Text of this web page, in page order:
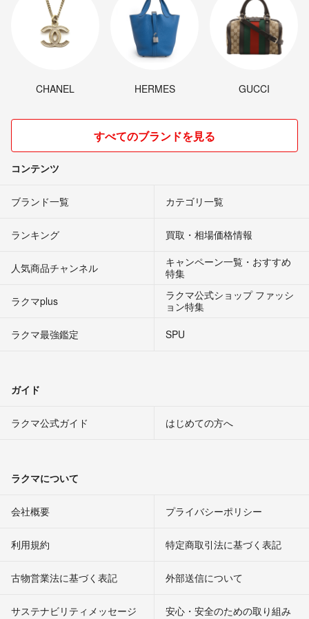
CHANEL HERMES GUCCI
すべてのブランドを見る
コンテンツ
ブランド一覧 カテゴリ一覧
ランキング 買取・相場価格情報
人気商品チャンネル
キャンペーン一覧・おすすめ
特集
ラクマplus
ラクマ公式ショップ ファッシ
ョン特集
ラクマ最強鑑定
SPU
ガイド
ラクマ公式ガイド はじめての方へ
ラクマについて
会社概要 プライバシーポリシー
利用規約 特定商取引法に基づく表記
古物営業法に基づく表記 外部送信について
サステナビリティメッセージ 安心・安全のための取り組み